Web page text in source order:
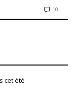
10
cet été